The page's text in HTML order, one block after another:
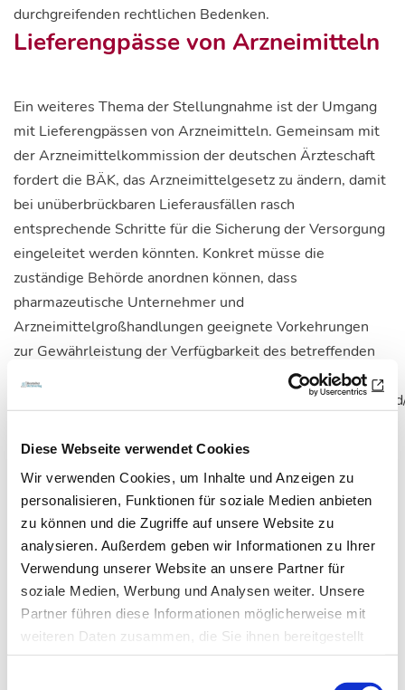
Diese Webseite verwendet Cookies
Wir verwenden Cookies, um Inhalte und Anzeigen zu
personalisieren, Funktionen für soziale Medien anbieten
zu können und die Zugriffe auf unsere Website zu
analysieren. Außerdem geben wir Informationen zu Ihrer
Verwendung unserer Website an unsere Partner für
soziale Medien, Werbung und Analysen weiter. Unsere
Partner führen diese Informationen möglicherweise mit
weiteren Daten zusammen, die Sie ihnen bereitgestellt
haben oder die sie im Rahmen Ihrer Nutzung der Dienste
durchgreifenden rechtlichen Bedenken.
Lieferengpässe von Arzneimitteln
Ein weiteres Thema der Stellungnahme ist der Umgang
mit Lieferengpässen von Arzneimitteln. Gemeinsam mit
der Arzneimittelkommission der deutschen Ärzteschaft
fordert die BÄK, das Arzneimittelgesetz zu ändern, damit
bei unüberbrückbaren Lieferausfällen rasch
entsprechende Schritte für die Sicherung der Versorgung
eingeleitet werden könnten. Konkret müsse die
zuständige Behörde anordnen können, dass
pharmazeutische Unternehmer und
Arzneimittelgroßhandlungen geeignete Vorkehrungen
zur Gewährleistung der Verfügbarkeit des betreffenden
http://www.bundesaerztekammer.de/fileadmin/
Artikel teilen
Zur Übersicht